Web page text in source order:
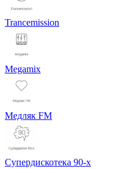
Trancemission
Megamix
Медляк FM
Супердискотека 90-х